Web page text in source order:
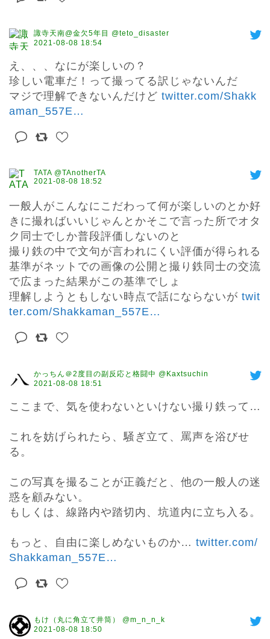
諏寺天南@金欠5年目 @teto_disaster
2021-08-08 18:54
え、、、なにが楽しいの？
珍しい電車だ！って撮ってる訳じゃないんだ
マジで理解できないんだけど twitter.com/Shakk
aman_557E …
TATA @TAnotherTA
2021-08-08 18:52
一般人がこんなにこだわって何が楽しいのとか好
きに撮ればいいじゃんとかそこで言った所でオタ
ク同士でしか普段評価しないのと
撮り鉄の中で文句が言われにくい評価が得られる
基準がネットでの画像の公開と撮り鉄同士の交流
で広まった結果がこの基準でしょ
理解しようともしない時点で話にならないが twit
ter.com/Shakkaman_557E …
かっちん＠2度目の副反応と格闘中 @Kaxtsuchin
2021-08-08 18:51
ここまで、気を使わないといけない撮り鉄って…
これを妨げられたら、騒ぎ立て、罵声を浴びせ
る。
この写真を撮ることが正義だと、他の一般人の迷
惑を顧みない。
もしくは、線路内や踏切内、坑道内に立ち入る。
もっと、自由に楽しめないものか… twitter.com/
Shakkaman_557E …
もけ（丸に角立て井筒） @m_n_n_k
2021-08-08 18:50